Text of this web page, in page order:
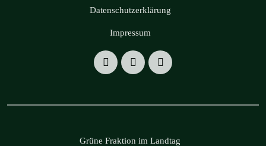
Datenschutzerklärung
Impressum
Grüne Fraktion im Landtag